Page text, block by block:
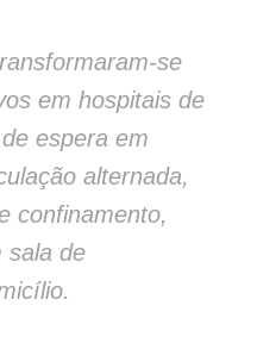
se
em hospitais de
espera em
alternada,
confinamento,
sala de